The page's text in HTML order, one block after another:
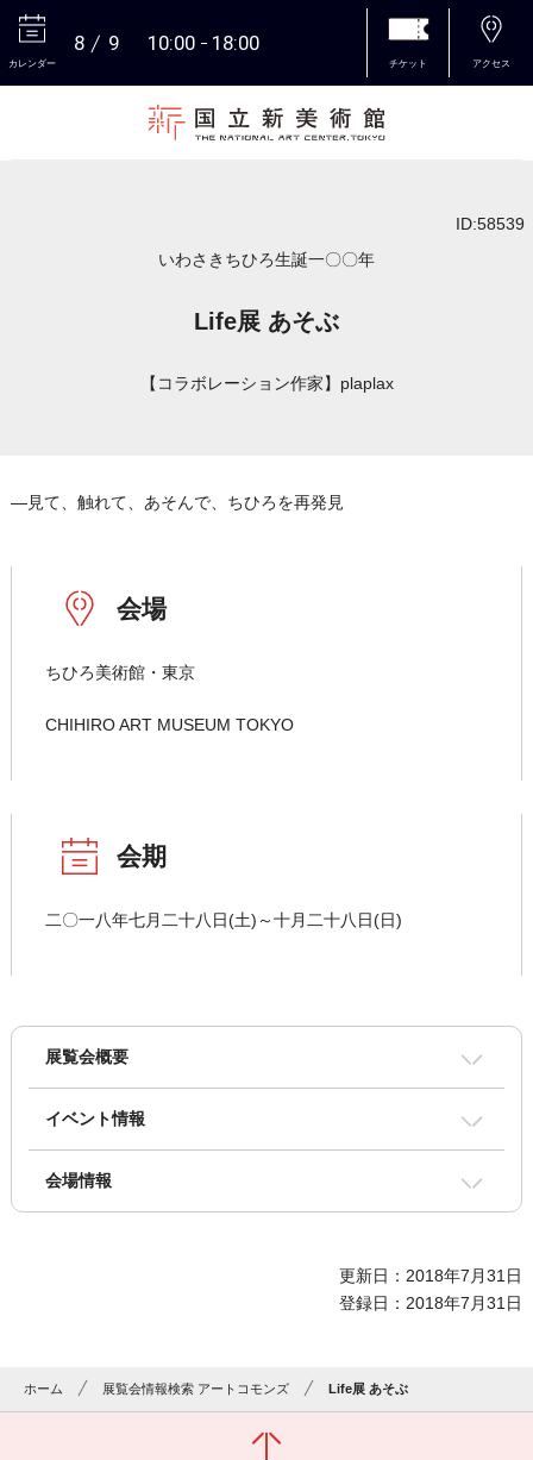
カレンダー
8 9 10:00 18:00
チケット アクセス
ID:58539
いわさきちひろ生誕一〇〇年
Life展 あそぶ
【コラボレーション作家】plaplax
―見て、触れて、あそんで、ちひろを再発見
会場
ちひろ美術館・東京
CHIHIRO ART MUSEUM TOKYO
会期
二〇一八年七月二十八日(土)～十月二十八日(日)
展覧会概要
イベント情報
会場情報
更新日：2018年7月31日
登録日：2018年7月31日
ホーム 展覧会情報検索 アートコモンズ Life展 あそぶ